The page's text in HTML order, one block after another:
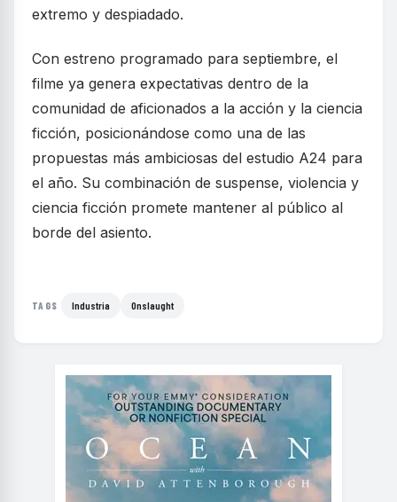
extremo y despiadado.
Con estreno programado para septiembre, el
filme ya genera expectativas dentro de la
comunidad de aficionados a la acción y la ciencia
ficción, posicionándose como una de las
propuestas más ambiciosas del estudio A24 para
el año. Su combinación de suspense, violencia y
ciencia ficción promete mantener al público al
borde del asiento.
TAGS Industria Onslaught